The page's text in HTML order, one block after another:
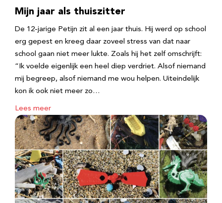
Mijn jaar als thuiszitter
De 12-jarige Petijn zit al een jaar thuis. Hij werd op school
erg gepest en kreeg daar zoveel stress van dat naar
school gaan niet meer lukte. Zoals hij het zelf omschrijft:
“Ik voelde eigenlijk een heel diep verdriet. Alsof niemand
mij begreep, alsof niemand me wou helpen. Uiteindelijk
kon ik ook niet meer zo…
Lees meer